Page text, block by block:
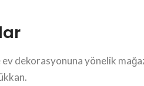
ev dekorasyonuna yönelik